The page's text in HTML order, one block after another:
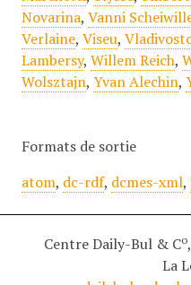
Novarina, Vanni
Verlaine, Viseu,
Lambersy, Willem Reich,
Wolsztajn, Yvan Alechin,
Formats de sortie
atom, dc-rdf, dcmes-xml,
Centre Daily-Bul & Co
La